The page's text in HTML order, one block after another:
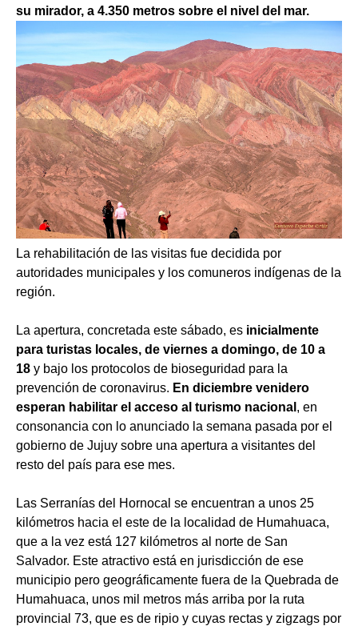
su mirador, a 4.350 metros sobre el nivel del mar.
La rehabilitación de las visitas fue decidida por
autoridades municipales y los comuneros indígenas de la
región.
La apertura, concretada este sábado, es inicialmente
para turistas locales, de viernes a domingo, de 10 a
18 y bajo los protocolos de bioseguridad para la
prevención de coronavirus. En diciembre venidero
esperan habilitar el acceso al turismo nacional , en
consonancia con lo anunciado la semana pasada por el
gobierno de Jujuy sobre una apertura a visitantes del
resto del país para ese mes.
Las Serranías del Hornocal se encuentran a unos 25
kilómetros hacia el este de la localidad de Humahuaca,
que a la vez está 127 kilómetros al norte de San
Salvador. Este atractivo está en jurisdicción de ese
municipio pero geográficamente fuera de la Quebrada de
Humahuaca, unos mil metros más arriba por la ruta
provincial 73, que es de ripio y cuyas rectas y zigzags por